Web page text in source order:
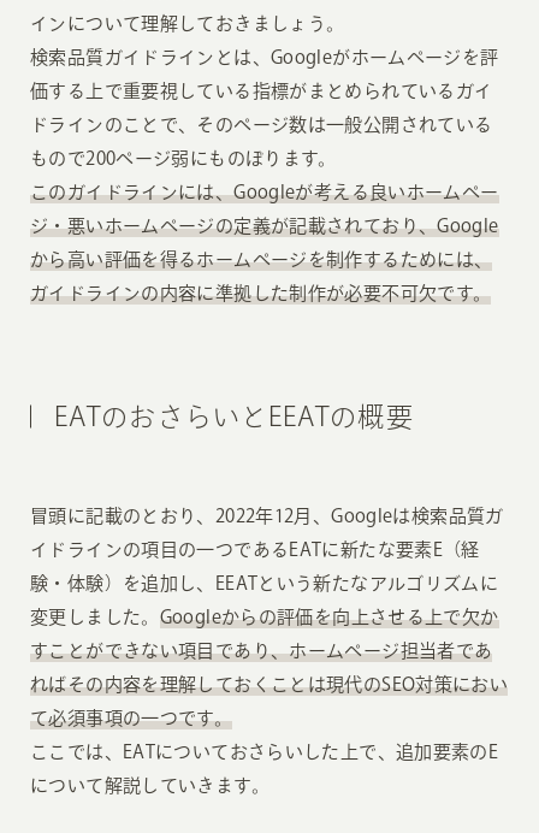
インについて理解しておきましょう。
検索品質ガイドラインとは、Googleがホームページを評
価する上で重要視している指標がまとめられているガイ
ドラインのことで、そのページ数は一般公開されている
もので200ページ弱にものぼります。
このガイドラインには、Googleが考える良いホームペー
ジ・悪いホームページの定義が記載されており、Google
から高い評価を得るホームページを制作するためには、
ガイドラインの内容に準拠した制作が必要不可欠です。
EATのおさらいとEEATの概要
冒頭に記載のとおり、2022年12月、Googleは検索品質ガ
イドラインの項目の一つであるEATに新たな要素E（経
験・体験）を追加し、EEATという新たなアルゴリズムに
変更しました。 Googleからの評価を向上させる上で欠か
すことができない項目であり、ホームページ担当者であ
ればその内容を理解しておくことは現代のSEO対策におい
て必須事項の一つです。
ここでは、EATについておさらいした上で、追加要素のE
について解説していきます。